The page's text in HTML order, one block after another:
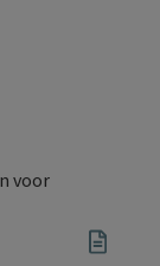
voor